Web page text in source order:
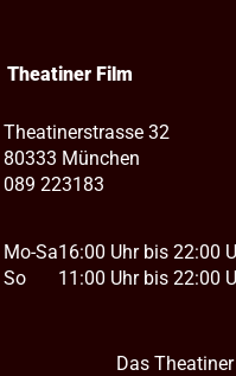
Theatiner Film
Theatinerstrasse 32
80333 München
089 223183
Mo-Sa
So
16:00 Uhr bis 22:00
11:00 Uhr bis 22:00
Das